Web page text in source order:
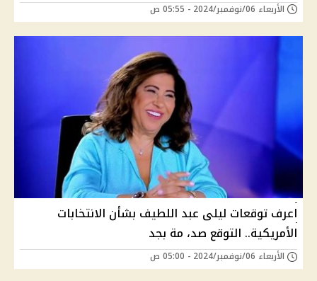
الأربعاء 06/نوفمبر/2024 - 05:55 ص
اعرف توقعات ليلى عبد اللطيف بشأن الانتخابات
الأمريكية.. التوقع صد، مة بجد
الأربعاء 06/نوفمبر/2024 - 05:00 ص